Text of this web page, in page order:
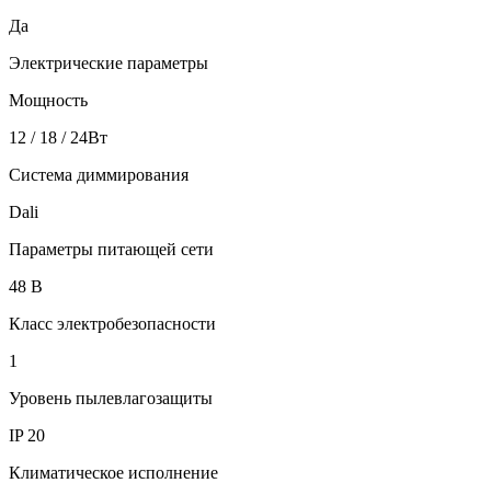
Да
Электрические параметры
Мощность
12 / 18 / 24Вт
Система диммирования
Dali
Параметры питающей сети
48 В
Класс электробезопасности
1
Уровень пылевлагозащиты
IP 20
Климатическое исполнение